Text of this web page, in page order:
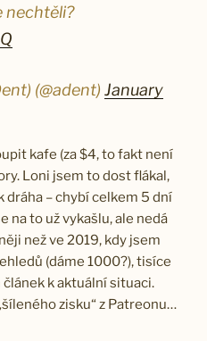
nechtěli?
(@adent) January
kafe (za $4, to fakt není
Loni jsem to dost flákal,
dráha – chybí celkem 5 dní
na to už vykašlu, ale nedá
než ve 2019, kdy jsem
(dáme 1000?), tisíce
k aktuální situaci.
zisku“ z Patreonu…